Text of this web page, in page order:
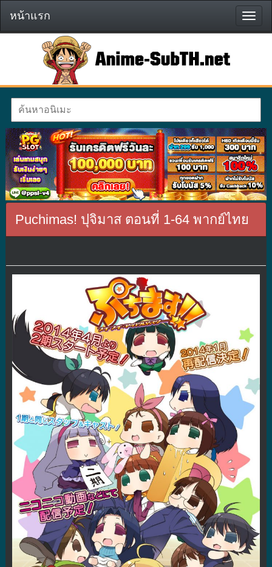
หน้า
แรก
หน้าแรก
Puchimas! ปุจิมาส ตอนที่ 1-64 พากย์ไทย